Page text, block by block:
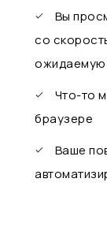
Вы
со
ожидаемую
Что-то
браузере
Ваше